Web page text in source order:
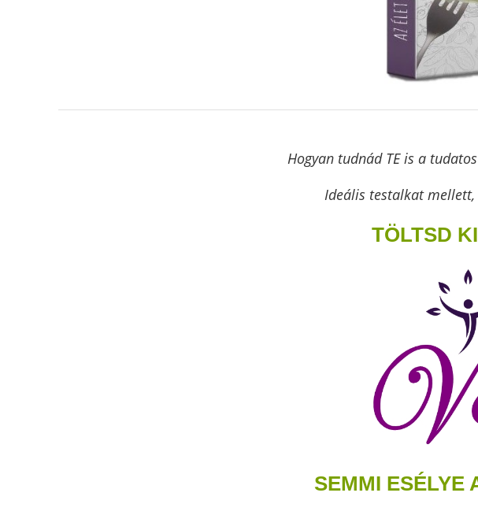
Hogyan tudnád TE is a
Ideális testalkat mellett,
TÖLTSD
SEMMI ESÉLYE